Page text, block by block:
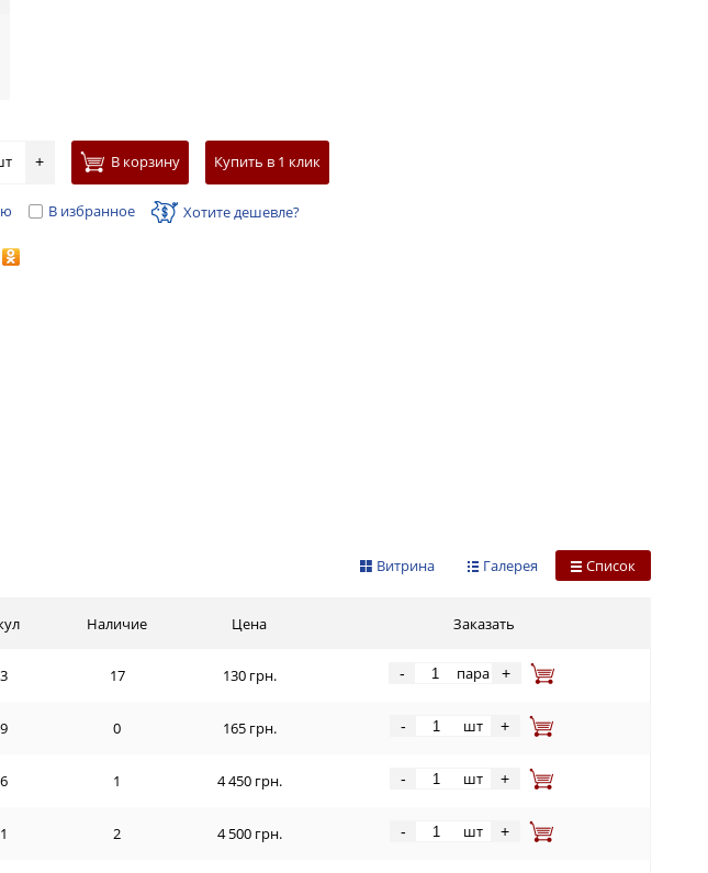
+ В корзину Купить в 1 клик
В избранное Хотите дешевле?
Список
Галерея
Витрина
Наличие Цена Заказать
17 130 грн. - пара +
0 165 грн. - шт +
1 4 450 грн. - шт +
2 4 500 грн. - шт +